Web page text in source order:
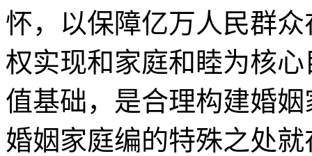
怀，以保障亿万人民群
权实现和家庭和睦为核
值基础，是合理构建婚
婚姻家庭编的特殊之处